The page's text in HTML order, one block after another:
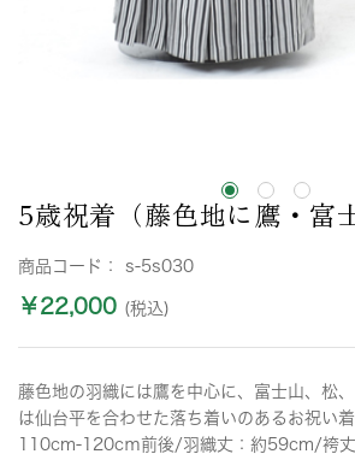
5歳祝着（藤色地に鷹・富
商品コード： s-5s030
￥22,000 (税込)
藤色地の羽織には鷹を中心に、富士山、松
は仙台平を合わせた落ち着いのあるお祝い
110cm-120cｍ前後/羽織丈：約59cm/袴